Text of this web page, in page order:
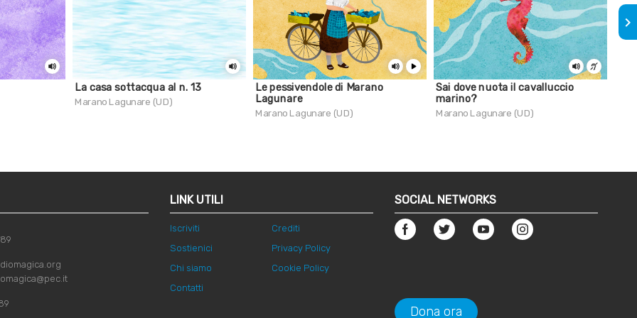
La casa sottacqua al n. 13
Marano Lagunare (UD)
Le pessivendole di Marano
Lagunare
Marano Lagunare (UD)
Sai dove nuota il cavalluccio
marino?
Marano Lagunare (UD)
keyboard_arrow_right
LINK UTILI
Iscriviti
Sostienici
Chi siamo
Contatti
Crediti
Privacy Policy
Cookie Policy
SOCIAL NETWORKS
Dona ora